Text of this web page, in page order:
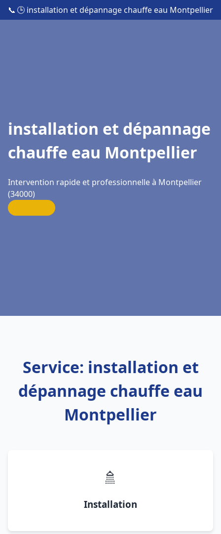
📞 🕒 installation et dépannage chauffe eau Montpellier
installation et dépannage
chauffe eau Montpellier
Intervention rapide et professionnelle à Montpellier
(34000)
Service: installation et
dépannage chauffe eau
Montpellier
🚿
Installation